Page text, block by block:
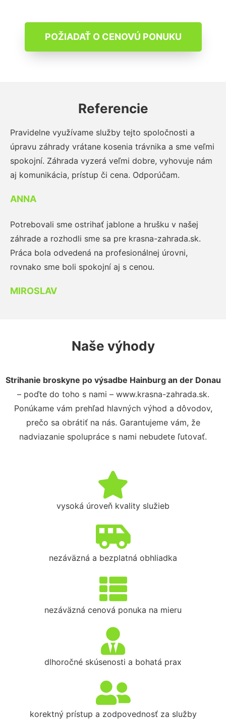
POŽIADAŤ O CENOVÚ PONUKU
Referencie
Pravidelne využívame služby tejto spoločnosti a
úpravu záhrady vrátane kosenia trávnika a sme veľmi
spokojní. Záhrada vyzerá veľmi dobre, vyhovuje nám
aj komunikácia, prístup či cena. Odporúčam.
ANNA
Potrebovali sme ostrihať jablone a hrušku v našej
záhrade a rozhodli sme sa pre krasna-zahrada.sk.
Práca bola odvedená na profesionálnej úrovni,
rovnako sme boli spokojní aj s cenou.
MIROSLAV
Naše výhody
Strihanie broskyne po výsadbe Hainburg an der Donau
– poďte do toho s nami – www.krasna-zahrada.sk.
Ponúkame vám prehľad hlavných výhod a dôvodov,
prečo sa obrátiť na nás. Garantujeme vám, že
nadviazanie spolupráce s nami nebudete ľutovať.
vysoká úroveň kvality služieb
nezáväzná a bezplatná obhliadka
nezáväzná cenová ponuka na mieru
dlhoročné skúsenosti a bohatá prax
korektný prístup a zodpovednosť za služby